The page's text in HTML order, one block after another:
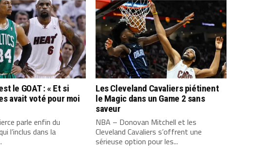
le GOAT : « Et si
avait voté pour moi
parle enfin du
l’inclus dans la
Les Cleveland Cavaliers piétinent
le Magic dans un Game 2 sans
saveur
NBA – Donovan Mitchell et les
Cleveland Cavaliers s’offrent une
sérieuse option pour les...